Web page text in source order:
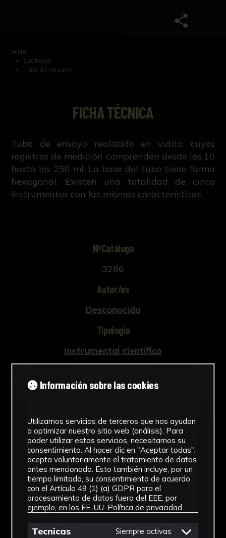
Inicio
Catálogo
Tubo de ensayo
FICHA TÉCNICA
Tubo de ensayo realizado en vidrio, cuyos
registros de medición comprenden desde los 10
hasta los 250 ml. La base del tubo tiene forma
hexagonal. Existen una totalidad de cinco
instrumentos con las mismas características.
NºCatálogo
3266
Autor/es
Desconocido
Tipología
Instrumental científico
1920 - 2000
Vidrio
Ubicación
Facultad de Medicina
Ver más
Información sobre las cookies
Utilizamos servicios de terceros que nos ayudan
a optimizar nuestro sitio web (análisis). Para
poder utilizar estos servicios, necesitamos su
consentimiento. Al hacer clic en "Aceptar todas",
acepta voluntariamente el tratamiento de datos
antes mencionado. Esto también incluye, por un
tiempo limitado, su consentimiento de acuerdo
con el Artículo 49 (1) (a) GDPR para el
procesamiento de datos fuera del EEE, por
ejemplo, en los EE. UU. Política de privacidad
Tecnicas Siempre activas